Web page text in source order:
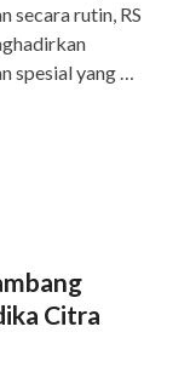
secara rutin, RS
spesial yang …
Citra